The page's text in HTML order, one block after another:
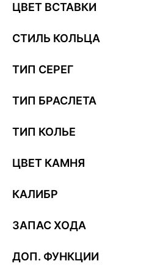
ЦВЕТ ВСТАВКИ
СТИЛЬ КОЛЬЦА
ТИП СЕРЕГ
ТИП БРАСЛЕТА
ТИП КОЛЬЕ
ЦВЕТ КАМНЯ
КАЛИБР
ЗАПАС ХОДА
ДОП. ФУНКЦИИ